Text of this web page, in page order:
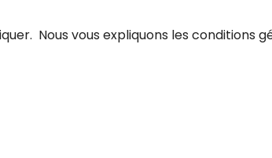
Nous vous expliquons les conditions